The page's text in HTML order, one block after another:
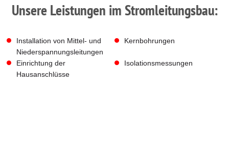
Unsere Leistungen im Stromleitungsbau:
Installation von Mittel- und
Niederspannungsleitungen
Kernbohrungen
Einrichtung der
Hausanschlüsse
Isolationsmessungen